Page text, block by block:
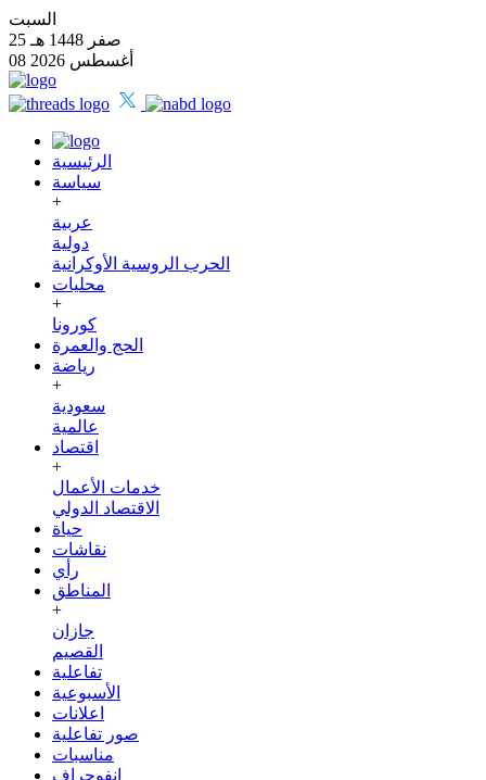
السبت
25 صفر 1448 هـ
08 أغسطس 2026
الرئيسية
سياسة
+
عربية
دولية
الحرب الروسية الأوكرانية
محليات
+
كورونا
الحج والعمرة
رياضة
+
سعودية
عالمية
اقتصاد
+
خدمات الأعمال
الاقتصاد الدولي
حياة
نقاشات
رأي
المناطق
+
جازان
القصيم
تفاعلية
الأسبوعية
اعلانات
صور تفاعلية
مناسبات
إنفوجراف